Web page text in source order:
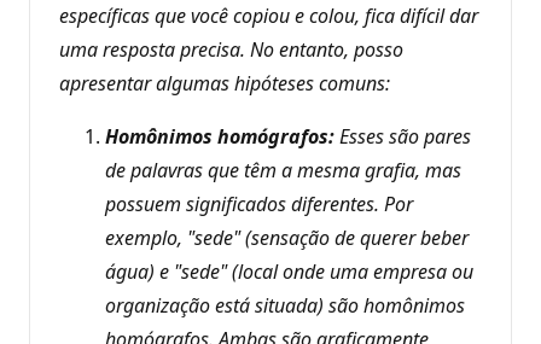
ç
ã
o
específicas que você copiou e colou, fica difícil dar
uma resposta precisa. No entanto, posso
apresentar algumas hipóteses comuns:
Homônimos homógrafos:Esses são pares
de palavras que têm a mesma grafia, mas
possuem significados diferentes. Por
exemplo, "sede" (sensação de querer beber
água) e "sede" (local onde uma empresa ou
organização está situada) são homônimos
homógrafos. Ambas são graficamente